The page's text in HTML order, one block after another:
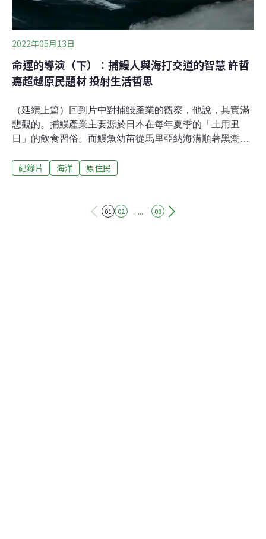
2022年05月13日
命運的導演（下）：捕鰻人與海打交道的智慧 許哲
嘉超越原民題材 投射生活哲思
（延續上篇）回到片中對捕鰻產業的觀察，他說，其實滿
悲觀的。捕鰻產業主要源於日本在每年夏季的「土用丑
日」的飲食習俗。而鰻魚幼苗從馬里亞納海溝順著黑潮游
一是合法地在台灣養殖後，成鰻會送上飛機被送到日本各
日本在亞洲主要的鰻魚供應國家為台灣、中國及韓國。在
紀錄片 海洋 原住民
01 02 ...... 09